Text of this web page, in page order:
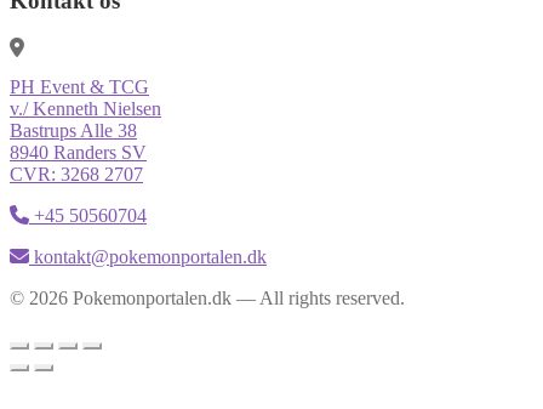
PH Event & TCG
v./ Kenneth Nielsen
Bastrups Alle 38
8940 Randers SV
CVR: 3268 2707
+45 50560704
kontakt@pokemonportalen.dk
© 2026 Pokemonportalen.dk — All rights reserved.